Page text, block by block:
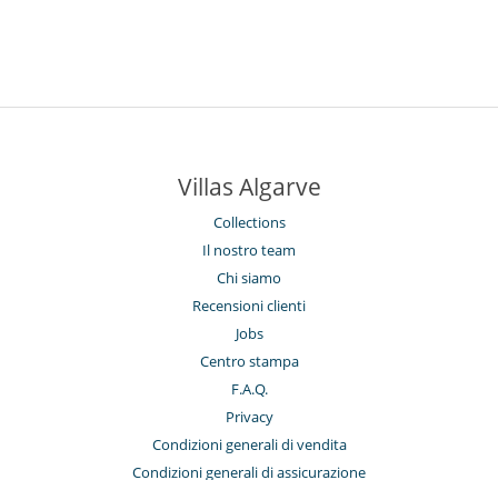
Villas Algarve
Collections
Il nostro team
Chi siamo
Recensioni clienti
Jobs
Centro stampa
F.A.Q.
Privacy
Condizioni generali di vendita
Condizioni generali di assicurazione